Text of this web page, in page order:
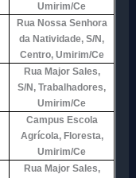
Umirim/Ce
Rua Nossa Senhora
da Natividade, S/N,
Centro, Umirim/Ce
Rua Major Sales,
S/N, Trabalhadores,
Umirim/Ce
Campus Escola
Agrícola, Floresta,
Umirim/Ce
Rua Major Sales,